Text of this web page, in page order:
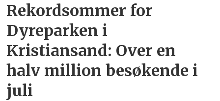
Rekordsommer for
Dyreparken i
Kristiansand: Over en
halv million besøkende i
juli